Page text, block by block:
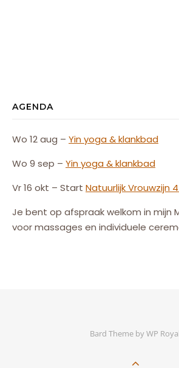
AGENDA
Wo 12 aug – Yin yoga & klankbad
Wo 9 sep – Yin yoga & klankbad
Vr 16 okt – Start NatuurlijkVrouwzijn
Je bent op afspraak welkom in mijn
voor massages en individuele
Bard Theme byWP Royal